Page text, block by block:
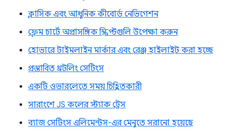
ক্লাসিক এবং আধুনিক কীবোর্ড নেভিগেশন
ফ্লেম চার্টে অপ্রাসঙ্গিক স্ক্রিপ্টগুলি উপেক্ষা করুন
হোভারে টাইমলাইন মার্কার এবং রেঞ্জ হাইলাইট করা হচ্ছে
প্রস্তাবিত থ্রটলিং সেটিংস
একটি ওভারলেতে সময় চিহ্নিতকারী
সারাংশে JS কলের স্ট্যাক ট্রেস
ব্যাজ সেটিংস এলিমেন্টস-এর মেনুতে সরানো হয়েছে